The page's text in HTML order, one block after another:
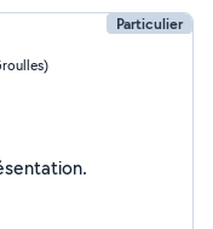
Particulier
encore renseigné ma présentation.